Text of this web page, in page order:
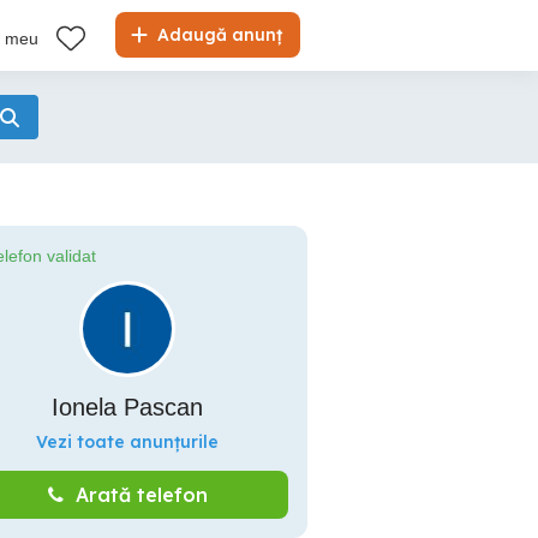
Adaugă anunț
meu
validat
Ionela Pascan
Vezi toate anunțurile
Arată telefon